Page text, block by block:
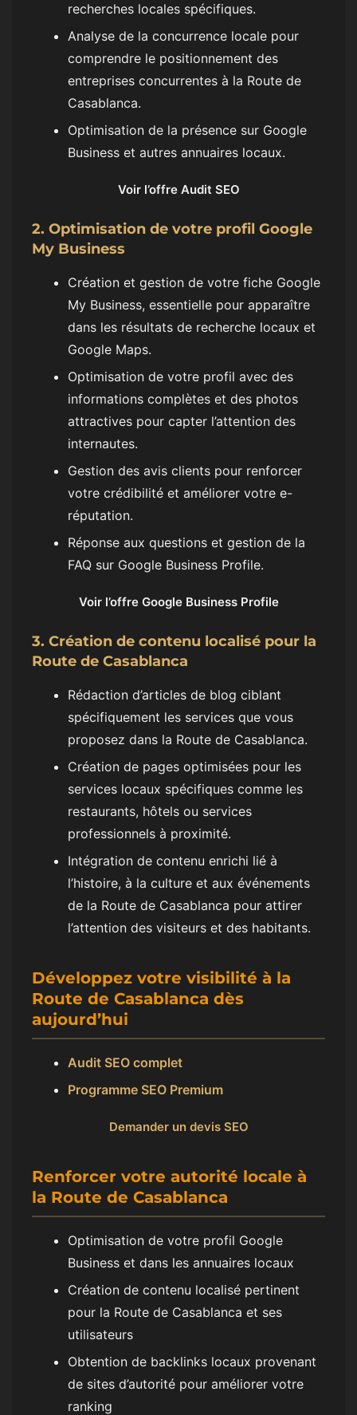
recherches locales spécifiques.
Analyse de la concurrence locale pour
comprendre le positionnement des
entreprises concurrentes à la Route de
Casablanca.
Optimisation de la présence sur Google
Business et autres annuaires locaux.
Voir l’offre Audit SEO
2. Optimisation de votre profil Google
My Business
Création et gestion de votre fiche Google
My Business, essentielle pour apparaître
dans les résultats de recherche locaux et
Google Maps.
Optimisation de votre profil avec des
informations complètes et des photos
attractives pour capter l’attention des
internautes.
Gestion des avis clients pour renforcer
votre crédibilité et améliorer votre e-
réputation.
Réponse aux questions et gestion de la
FAQ sur Google Business Profile.
Voir l’offre Google Business Profile
3. Création de contenu localisé pour la
Route de Casablanca
Rédaction d’articles de blog ciblant
spécifiquement les services que vous
proposez dans la Route de Casablanca.
Création de pages optimisées pour les
services locaux spécifiques comme les
restaurants, hôtels ou services
professionnels à proximité.
Intégration de contenu enrichi lié à
l’histoire, à la culture et aux événements
de la Route de Casablanca pour attirer
l’attention des visiteurs et des habitants.
Développez votre visibilité à la
Route de Casablanca dès
aujourd’hui
Audit SEO complet
Programme SEO Premium
Demander un devis SEO
Renforcer votre autorité locale à
la Route de Casablanca
Optimisation de votre profil Google
Business et dans les annuaires locaux
Création de contenu localisé pertinent
pour la Route de Casablanca et ses
utilisateurs
Obtention de backlinks locaux provenant
de sites d’autorité pour améliorer votre
ranking